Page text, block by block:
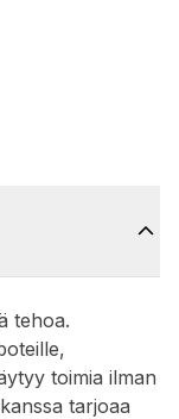
tehoa.
toimia ilman
tarjoaa